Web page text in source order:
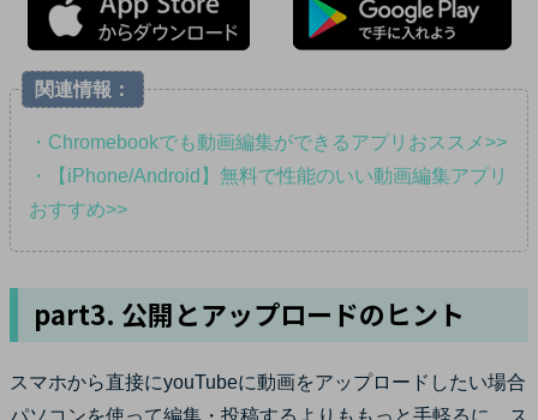
関連情報：
・Chromebookでも動画編集ができるアプリおススメ>>
・【iPhone/Android】無料で性能のいい動画編集アプリ
おすすめ>>
part3. 公開とアップロードのヒント
スマホから直接にyouTubeに動画をアップロードしたい場合
パソコンを使って編集・投稿するよりももっと手軽るに、ス